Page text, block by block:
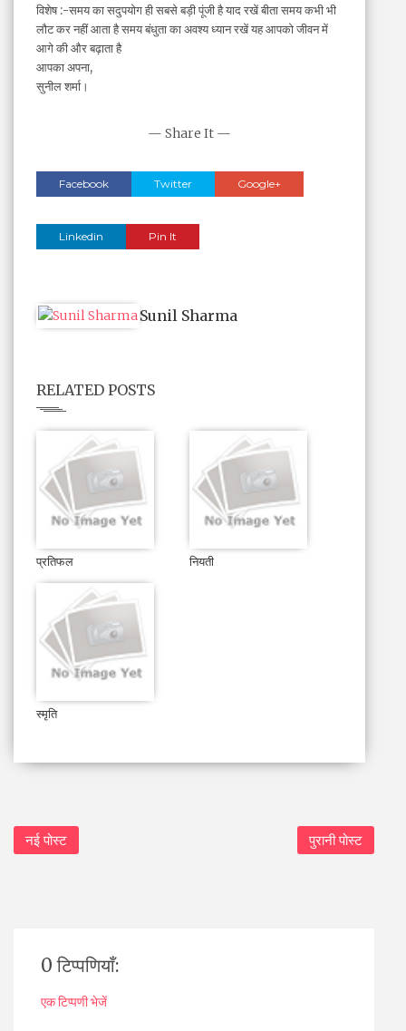
विशेष :-समय का सदुपयोग ही सबसे बड़ी पूंजी है याद रखें बीता समय कभी भी
लौट कर नहीं आता है समय बंधुता का अवश्य ध्यान रखें यह आपको जीवन में
आगे की और बढ़ाता है
आपका अपना,
सुनील शर्मा।
— Share It —
Facebook Twitter Google+
Linkedin Pin It
Sunil Sharma
RELATED POSTS
प्रतिफल नियती
स्मृति
नई पोस्ट पुरानी पोस्ट
0 टिप्पणियाँ:
एक टिप्पणी भेजें